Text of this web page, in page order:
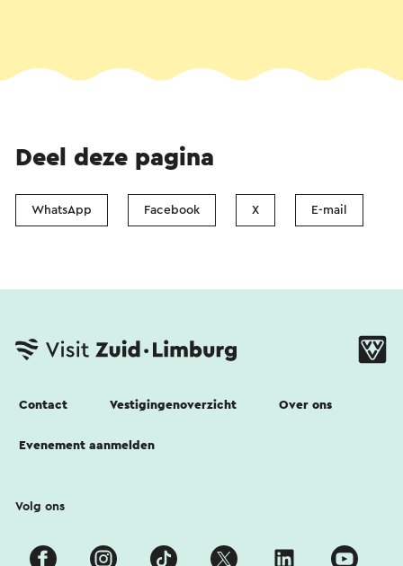
Deel deze pagina
WhatsApp Facebook X E-mail
Contact Vestigingenoverzicht Over ons
Evenement aanmelden
Volg ons